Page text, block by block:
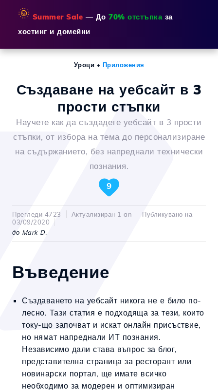
🌞 Summer Sale — До 70% отстъпказа
хостинг и домейни
Уроци • Приложения
Създаване на уебсайт в 3
прости стъпки
Научете как да създадете уебсайт в 3 прости
стъпки, от избора на тема до персонализиране
на съдържанието, без напреднали технически
познания.
9
Прегледи 4723 Актуализиран 1 an
Публикувано на
03/09/2020
до Mark D.
Въведение
Създаването на уебсайт никога не е било по-
лесно. Тази статия е подходяща за тези, които
току-що започват и искат онлайн присъствие,
но нямат напреднали ИТ познания.
Независимо дали става въпрос за блог,
представителна страница за ресторант или
новинарски портал, ще имате всичко
необходимо за модерен и оптимизиран